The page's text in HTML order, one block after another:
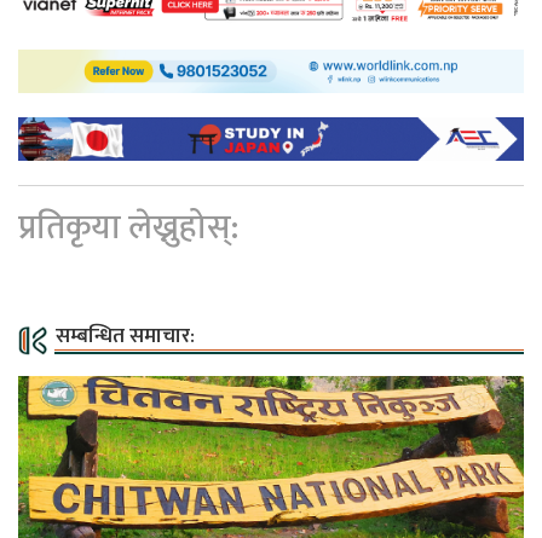
प्रतिकृया लेख्नुहोस्:
सम्बन्धित समाचार: